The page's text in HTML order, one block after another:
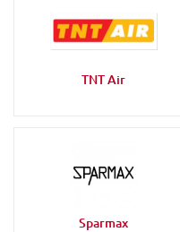
TNT Air
Sparmax